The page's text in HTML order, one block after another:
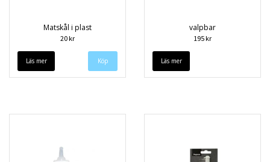
Matskål i plast
20 kr
Läs mer
valpbar
195 kr
Läs mer